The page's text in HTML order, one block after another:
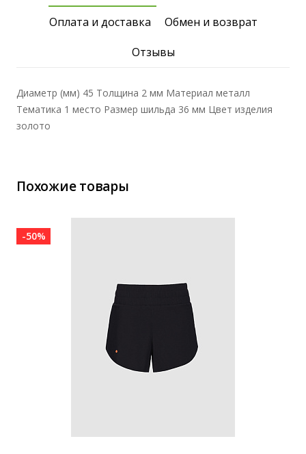
Оплата и доставка
Обмен и возврат
Отзывы
Диаметр (мм) 45 Толщина 2 мм Материал металл
Тематика 1 место Размер шильда 36 мм Цвет изделия
золото
Похожие товары
-50%